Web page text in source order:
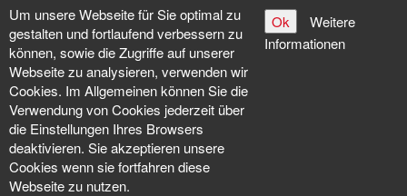
Um unsere Webseite für Sie optimal zu
gestalten und fortlaufend verbessern zu
können, sowie die Zugriffe auf unserer
Webseite zu analysieren, verwenden wir
Cookies. Im Allgemeinen können Sie die
Verwendung von Cookies jederzeit über
die Einstellungen Ihres Browsers
deaktivieren. Sie akzeptieren unsere
Cookies wenn sie fortfahren diese
Webseite zu nutzen.
Ok
Weitere
Informationen